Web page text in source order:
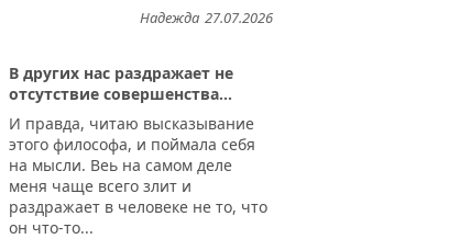
27.07.2026
Надежда
В других нас раздражает не
отсутствие совершенства...
И правда, читаю высказывание
этого философа, и поймала себя
на мысли. Веь на самом деле
меня чаще всего злит и
раздражает в человеке не то, что
он что-то...